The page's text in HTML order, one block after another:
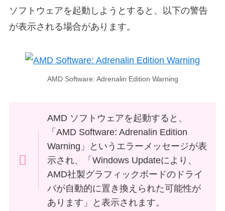
ソフトウェアを起動しようとすると、以下の警告
が表示される場合があります。
AMD Software: Adrenalin Edition Warning
AMD ソフトウェアを起動すると、
「AMD Software: Adrenalin Edition
Warning」というエラーメッセージが表
示され、「Windows Updateにより、
AMD社製グラフィックボードのドライ
バが自動的に置き換えられた可能性が
あります」と表示されます。